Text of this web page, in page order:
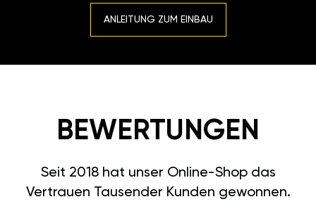
ANLEITUNG ZUM EINBAU
BEWERTUNGEN
Seit 2018 hat unser Online-Shop das
Vertrauen Tausender Kunden gewonnen.